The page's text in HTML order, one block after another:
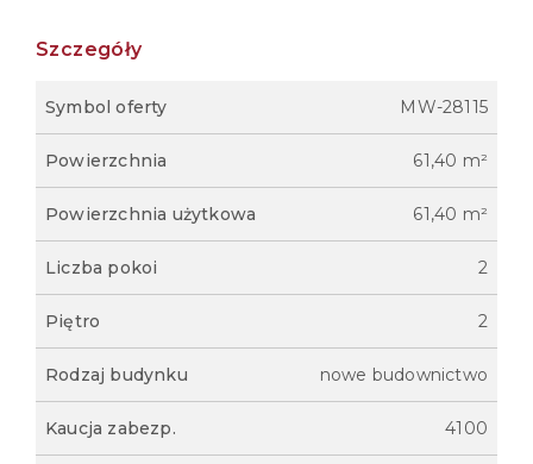
Szczegóły
Symbol oferty MW-28115
Powierzchnia 61,40 m²
Powierzchnia użytkowa 61,40 m²
Liczba pokoi 2
Piętro 2
Rodzaj budynku nowe budownictwo
Kaucja zabezp. 4100